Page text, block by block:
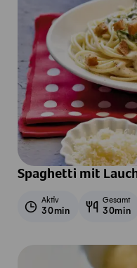
Spaghetti mit
Aktiv
30min
Gesamt
30min